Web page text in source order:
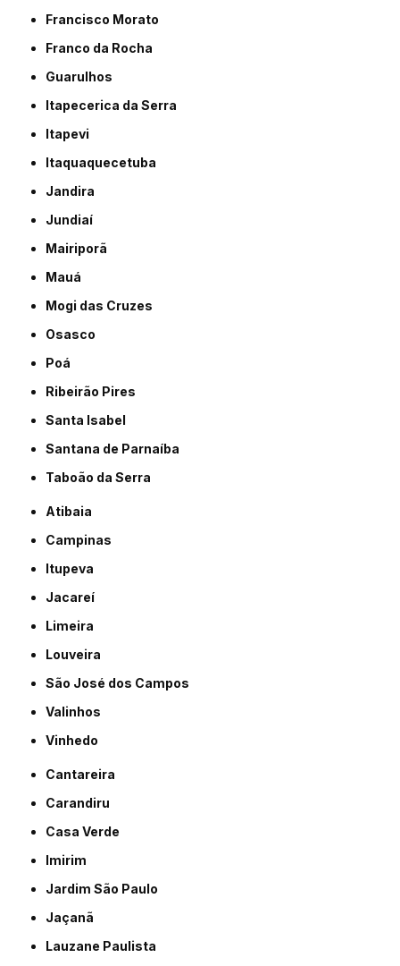
Francisco Morato
Franco da Rocha
Guarulhos
Itapecerica da Serra
Itapevi
Itaquaquecetuba
Jandira
Jundiaí
Mairiporã
Mauá
Mogi das Cruzes
Osasco
Poá
Ribeirão Pires
Santa Isabel
Santana de Parnaíba
Taboão da Serra
Atibaia
Campinas
Itupeva
Jacareí
Limeira
Louveira
São José dos Campos
Valinhos
Vinhedo
Cantareira
Carandiru
Casa Verde
Imirim
Jardim São Paulo
Jaçanã
Lauzane Paulista